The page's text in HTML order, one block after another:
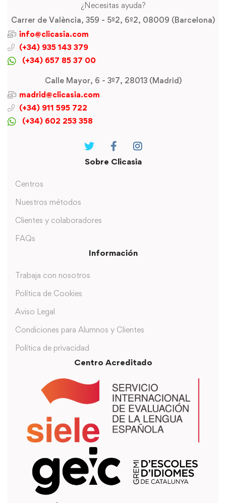
¿Necesitas ayuda?
Carrer de València, 359 - 5º2, 6º2, 08009 (Barcelona)
info@clicasia.com
(+34) 935 143 379
(+34) 657 85 37 00
Calle Mayor, 6 - 3º7, 28013 (Madrid)
madrid@clicasia.com
(+34) 911 595 722
(+34) 602 253 358
Sobre Clicasia
Centros
Nuestros métodos
Clientes y colaboradores
FAQs
Información
Trabaja con nosotros
Política de Cookies
Aviso Legal
Condiciones para Alumnos y Clientes
Política de privacidad
Centro Acreditado